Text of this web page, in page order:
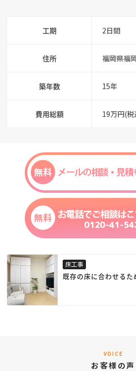
工期 2日間
住所 福岡県福
築年数 15年
費用総額 19万円(税
床工事
既存の床に合わせる
VOICE
お客様の声